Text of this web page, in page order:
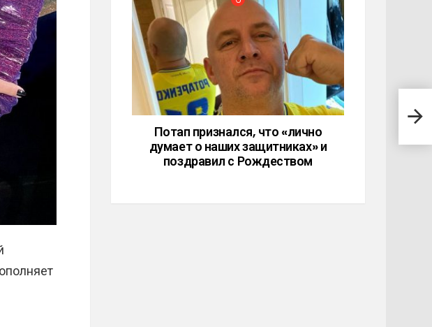
Потап признался, что «лично
думает о наших защитниках» и
поздравил с Рождеством